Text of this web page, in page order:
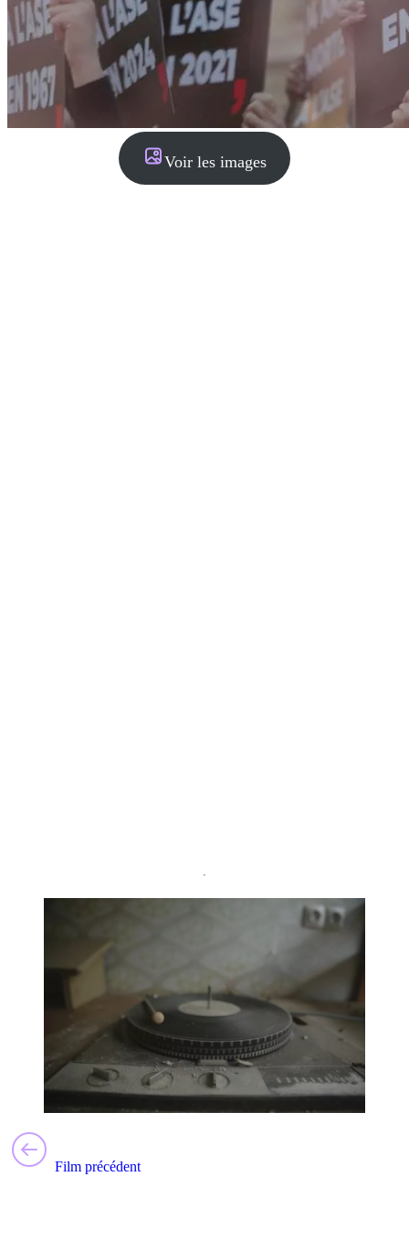
Voir les images
Film précédent